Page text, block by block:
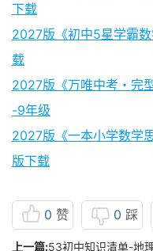
下载
2027版《初中5星学霸
载
2027版《万唯中考・完
-9年级
2027版《一本小学数学
版下载
0 赞 0 踩
上一篇:53初中知识清单-地